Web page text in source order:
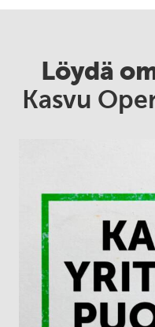
Löydä
Kasvu